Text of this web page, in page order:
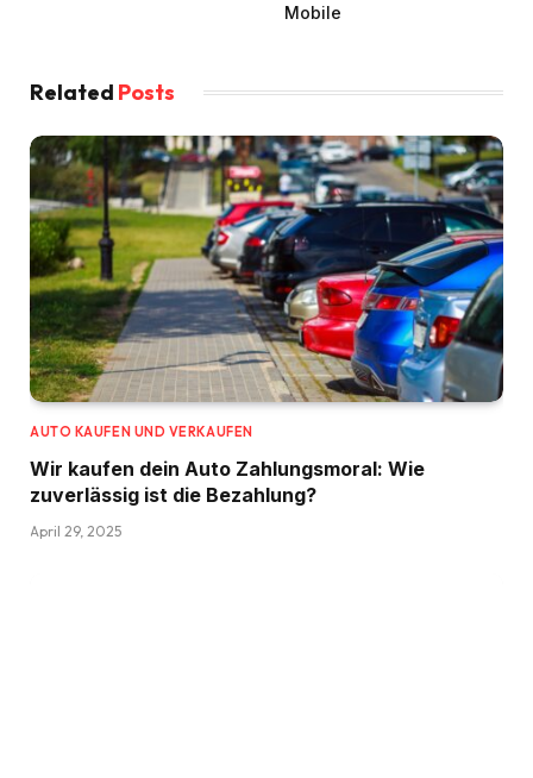
Mobile
Related Posts
AUTO KAUFEN UND VERKAUFEN
Wir kaufen dein Auto Zahlungsmoral: Wie
zuverlässig ist die Bezahlung?
April 29, 2025